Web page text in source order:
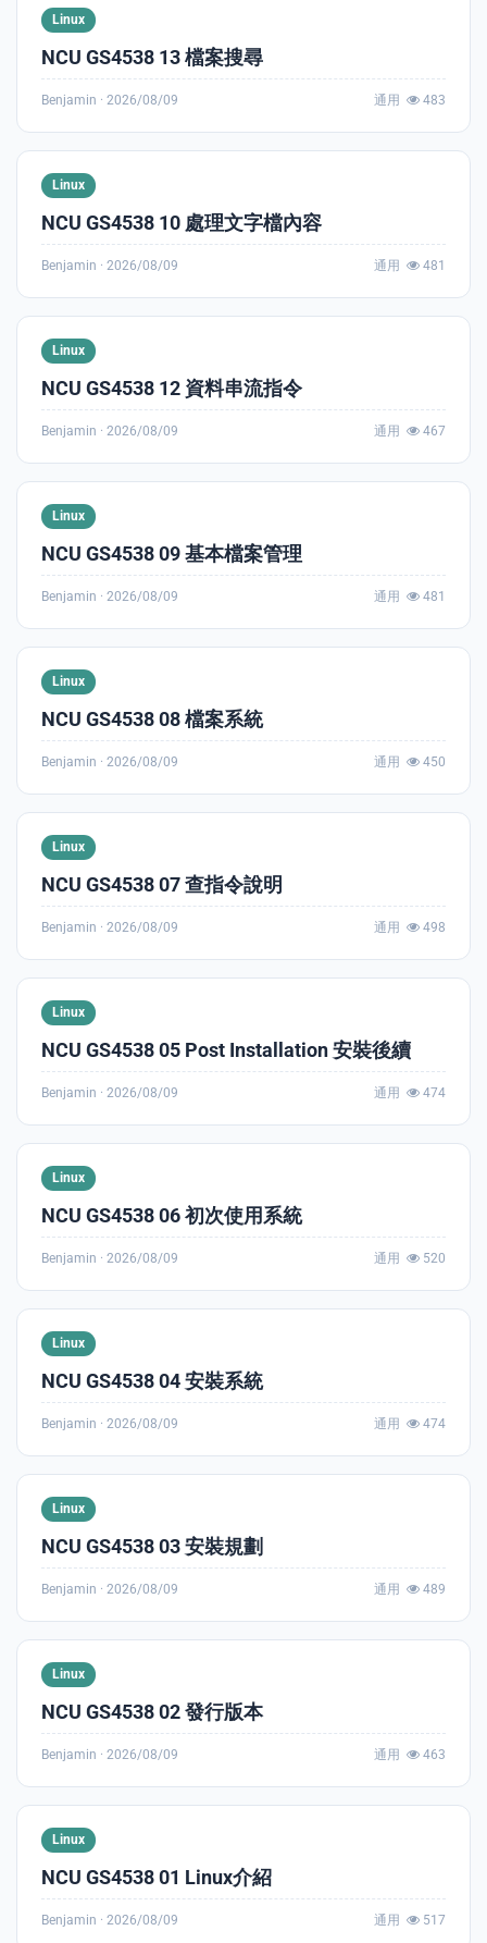
Linux
NCU GS4538 13 檔案搜尋
Benjamin · 2026/08/09 通用 483
Linux
NCU GS4538 10 處理文字檔內容
Benjamin · 2026/08/09 通用 481
Linux
NCU GS4538 12 資料串流指令
Benjamin · 2026/08/09 通用 467
Linux
NCU GS4538 09 基本檔案管理
Benjamin · 2026/08/09 通用 481
Linux
NCU GS4538 08 檔案系統
Benjamin · 2026/08/09 通用 450
Linux
NCU GS4538 07 查指令說明
Benjamin · 2026/08/09 通用 498
Linux
NCU GS4538 05 Post Installation 安裝後續
Benjamin · 2026/08/09 通用 474
Linux
NCU GS4538 06 初次使用系統
Benjamin · 2026/08/09 通用 520
Linux
NCU GS4538 04 安裝系統
Benjamin · 2026/08/09 通用 474
Linux
NCU GS4538 03 安裝規劃
Benjamin · 2026/08/09 通用 489
Linux
NCU GS4538 02 發行版本
Benjamin · 2026/08/09 通用 463
Linux
NCU GS4538 01 Linux介紹
Benjamin · 2026/08/09 通用 517